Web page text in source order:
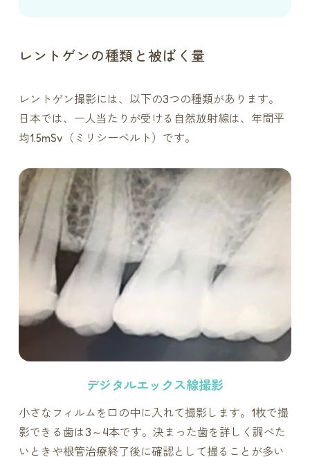
レントゲンの種類と被ばく量
レントゲン撮影には、以下の3つの種類があります。
日本では、一人当たりが受ける自然放射線は、年間平
均1.5mSv（ミリシーベルト）です。
デジタルエックス線撮影
小さなフィルムを口の中に入れて撮影します。1枚で撮
影できる歯は3～4本です。決まった歯を詳しく調べた
いときや根管治療終了後に確認として撮ることが多い